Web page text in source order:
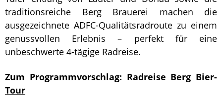
traditionsreiche Berg Brauerei machen die
ausgezeichnete ADFC-Qualitätsradroute zu einem
genussvollen Erlebnis – perfekt für eine
unbeschwerte 4-tägige Radreise.
Zum Programmvorschlag: Radreise Berg Bier-
Tour